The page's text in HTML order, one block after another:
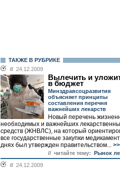
ТАКЖЕ В РУБРИКЕ
// 24.12.2009
Вылечить и
в бюджет
Минздравсоцразвития
объясняет принципы
составления перечня
важнейших лекарств
Новый перечень
необходимых и важнейших
средств (ЖНВЛС), на который
все государственные закупки
днях был утвержден правительством... >>
// читайте тему: Рынок
// 24.12.2009